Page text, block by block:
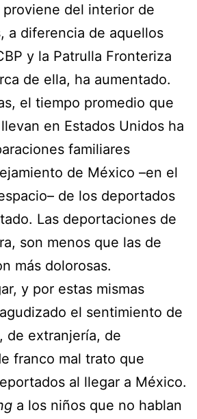
del interior de
a diferencia de aquellos
y la Patrulla Fronteriza
de ella, ha aumentado.
el tiempo promedio que
en Estados Unidos ha
familiares
de México –en el
de los deportados
Las deportaciones de
son menos que las de
más dolorosas.
y por estas mismas
el sentimiento de
de extranjería, de
franco mal trato que
al llegar a México.
a los niños que no hablan